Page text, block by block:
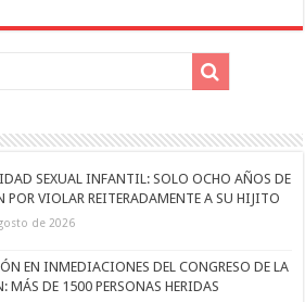
SEXUAL INFANTIL: SOLO OCHO AÑOS DE
POR VIOLAR REITERADAMENTE A SU HIJITO
de 2026
EN INMEDIACIONES DEL CONGRESO DE LA
MÁS DE 1500 PERSONAS HERIDAS